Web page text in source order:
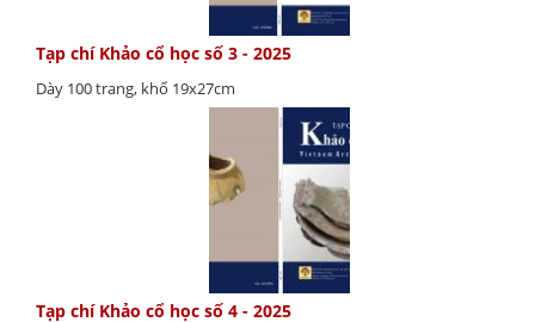
Tạp chí Khảo cổ học số 3 - 2025
Dày 100 trang, khổ 19x27cm
Tạp chí Khảo cổ học số 4 - 2025